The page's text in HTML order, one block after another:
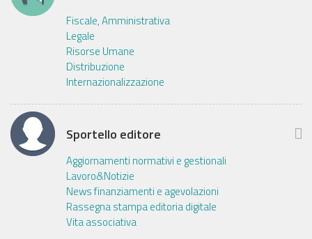
Fiscale, Amministrativa
Legale
Risorse Umane
Distribuzione
Internazionalizzazione
Sportello editore
Aggiornamenti normativi e gestionali
Lavoro&Notizie
News finanziamenti e agevolazioni
Rassegna stampa editoria digitale
Vita associativa